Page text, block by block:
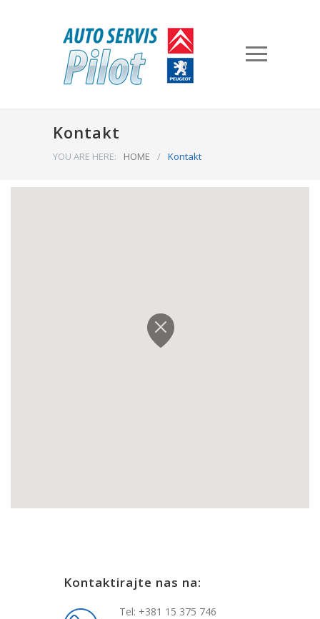
Kontakt
YOU ARE HERE: HOME / Kontakt
Kontaktirajte nas na:
Tel: +381 15 375 746